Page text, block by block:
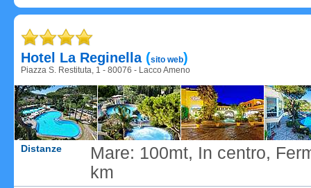
Hotel La Reginella(sito web)
Piazza S. Restituta, 1 - 80076 - Lacco Ameno
Distanze
Mare: 100mt, In centro,
km